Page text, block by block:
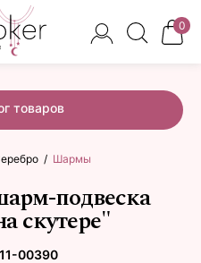
0
товаров
/ Шармы
подвеска
скутере"
00390